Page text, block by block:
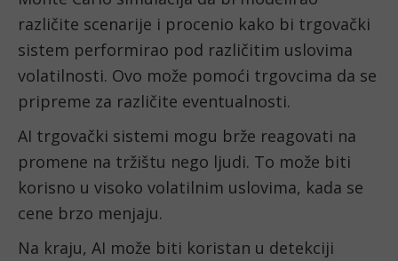
različite scenarije i procenio kako bi trgovački
sistem performirao pod različitim uslovima
volatilnosti. Ovo može pomoći trgovcima da se
pripreme za različite eventualnosti.
AI trgovački sistemi mogu brže reagovati na
promene na tržištu nego ljudi. To može biti
korisno u visoko volatilnim uslovima, kada se
cene brzo menjaju.
Na kraju, AI može biti koristan u detekciji